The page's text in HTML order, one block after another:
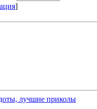
]
лучшие приколы